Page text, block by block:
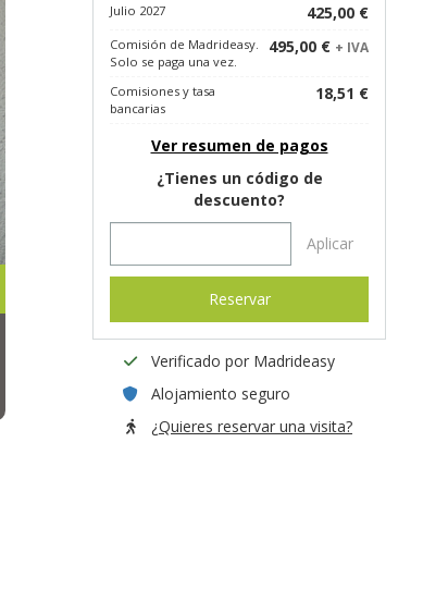
Julio 2027 425,00 €
Comisión de Madrideasy.
Solo se paga una vez.
495,00 € + IVA
Comisiones y tasa
bancarias
18,51 €
Ver resumen de pagos
¿Tienes un código de
descuento?
Aplicar
Reservar
Verificado por Madrideasy
Alojamiento seguro
¿Quieres reservar una visita?